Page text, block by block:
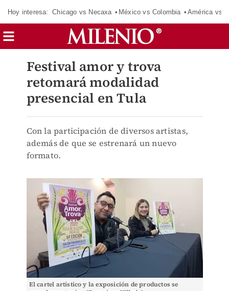
Hoy interesa: Chicago vs Necaxa México vs Colombia América vs
Festival amor y trova
retomará modalidad
presencial en Tula
Con la participación de diversos artistas,
además de que se estrenará un nuevo
formato.
El cartel artístico y la exposición de productos se